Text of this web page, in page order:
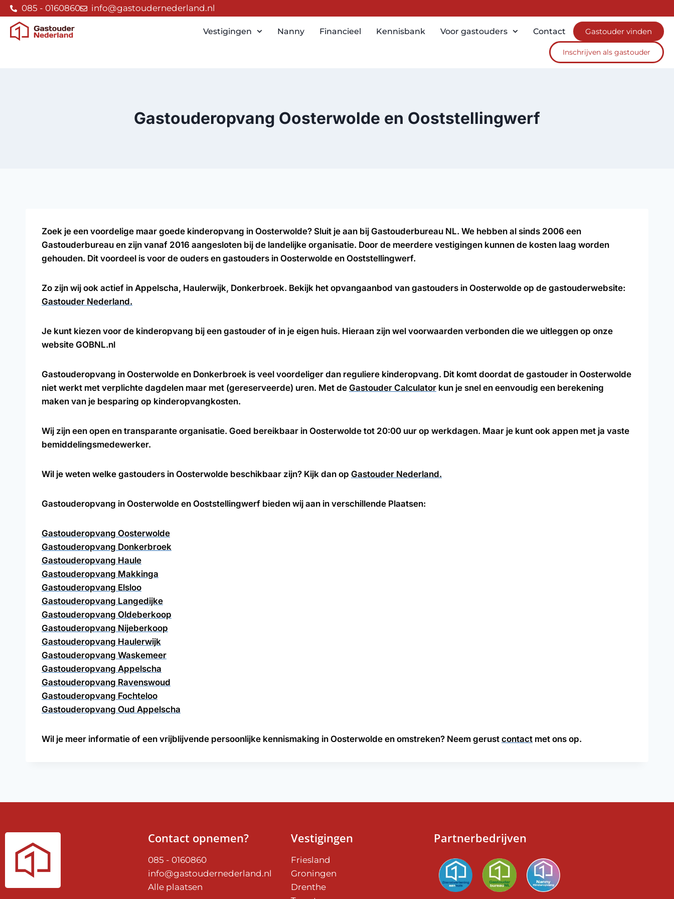
085 - 0160860 info@gastoudernederland.nl
Vestigingen Nanny Financieel Kennisbank Voor gastouders Contact Gastouder vinden
Inschrijven als gastouder
Gastouderopvang Oosterwolde en Ooststellingwerf
Zoek je een voordelige maar goede kinderopvang in Oosterwolde? Sluit je aan bij Gastouderbureau NL. We hebben al sinds 2006 een
Gastouderbureau en zijn vanaf 2016 aangesloten bij de landelijke organisatie. Door de meerdere vestigingen kunnen de kosten laag worden
gehouden. Dit voordeel is voor de ouders en gastouders in Oosterwolde en Ooststellingwerf.
Zo zijn wij ook actief in Appelscha, Haulerwijk, Donkerbroek. Bekijk het opvangaanbod van gastouders in Oosterwolde op de gastouderwebsite:
Gastouder Nederland.
Je kunt kiezen voor de kinderopvang bij een gastouder of in je eigen huis. Hieraan zijn wel voorwaarden verbonden die we uitleggen op onze
website GOBNL.nl
Gastouderopvang in Oosterwolde en Donkerbroek is veel voordeliger dan reguliere kinderopvang. Dit komt doordat de gastouder in Oosterwolde
niet werkt met verplichte dagdelen maar met (gereserveerde) uren. Met de Gastouder Calculator kun je snel en eenvoudig een berekening
maken van je besparing op kinderopvangkosten.
Wij zijn een open en transparante organisatie. Goed bereikbaar in Oosterwolde tot 20:00 uur op werkdagen. Maar je kunt ook appen met ja vaste
bemiddelingsmedewerker.
Wil je weten welke gastouders in Oosterwolde beschikbaar zijn? Kijk dan op Gastouder Nederland.
Gastouderopvang in Oosterwolde en Ooststellingwerf bieden wij aan in verschillende Plaatsen:
Gastouderopvang Oosterwolde
Gastouderopvang Donkerbroek
Gastouderopvang Haule
Gastouderopvang Makkinga
Gastouderopvang Elsloo
Gastouderopvang Langedijke
Gastouderopvang Oldeberkoop
Gastouderopvang Nijeberkoop
Gastouderopvang Haulerwijk
Gastouderopvang Waskemeer
Gastouderopvang Appelscha
Gastouderopvang Ravenswoud
Gastouderopvang Fochteloo
Gastouderopvang Oud Appelscha
Wil je meer informatie of een vrijblijvende persoonlijke kennismaking in Oosterwolde en omstreken? Neem gerust contact met ons op.
Contact opnemen?
085 - 0160860
info@gastoudernederland.nl
Alle plaatsen
Vestigingen
Friesland
Groningen
Drenthe
Partnerbedrijven